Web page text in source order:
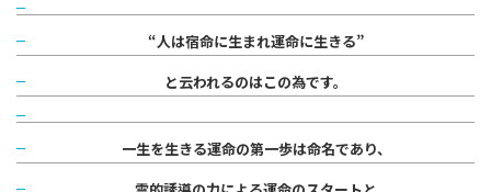
“人は宿命に生まれ運命に生きる”
と云われるのはこの為です。
一生を生きる運命の第一歩は命名であり、